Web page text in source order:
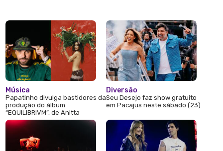
Música
Papatinho divulga bastidores da
produção do álbum
“EQUILIBRIVM”, de Anitta
Diversão
Seu Desejo faz show gratuito
em Pacajus neste sábado (23)